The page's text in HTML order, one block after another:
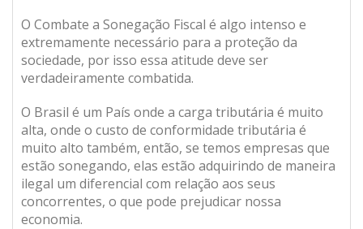
O Combate a Sonegação Fiscal é algo intenso e
extremamente necessário para a proteção da
sociedade, por isso essa atitude deve ser
verdadeiramente combatida.
O Brasil é um País onde a carga tributária é muito
alta, onde o custo de conformidade tributária é
muito alto também, então, se temos empresas que
estão sonegando, elas estão adquirindo de maneira
ilegal um diferencial com relação aos seus
concorrentes, o que pode prejudicar nossa
economia.